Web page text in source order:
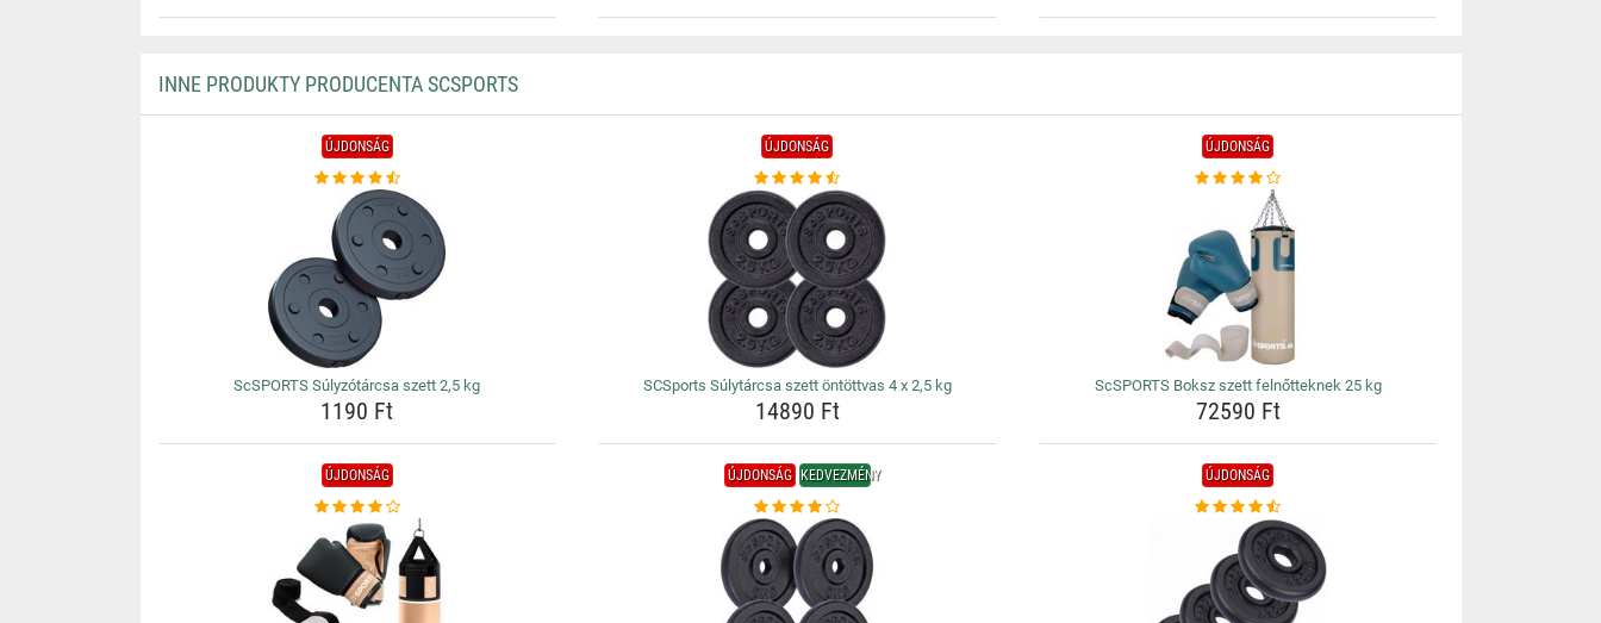
INNE PRODUKTY PRODUCENTA SCSPORTS
ÚJDONSÁG
ScSPORTS Súlyzótárcsa szett 2,5 kg
1190 Ft
ÚJDONSÁG
SCSports Súlytárcsa szett öntöttvas 4 x 2,5 kg
14890 Ft
ÚJDONSÁG
ScSPORTS Boksz szett felnőtteknek 25 kg
72590 Ft
ÚJDONSÁG ÚJDONSÁG KEDVEZMÉNY ÚJDONSÁG